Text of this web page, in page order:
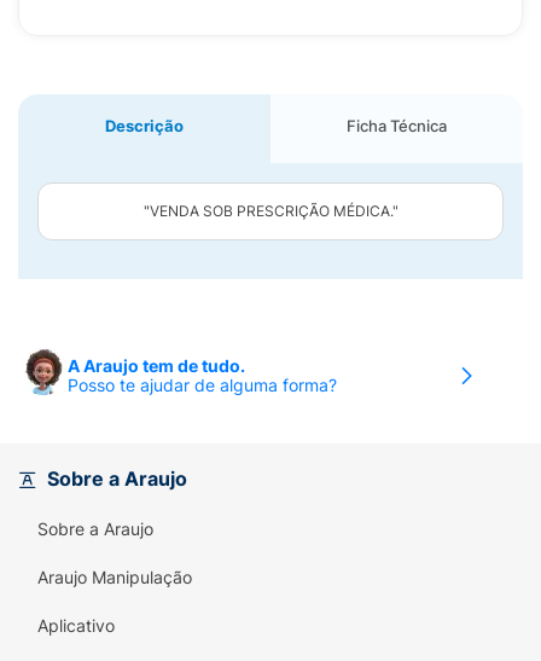
Descrição Ficha Técnica
"VENDA SOB PRESCRIÇÃO MÉDICA."
A Araujo tem de tudo.
Posso te ajudar de alguma forma?
Sobre a Araujo
Sobre a Araujo
Araujo Manipulação
Aplicativo